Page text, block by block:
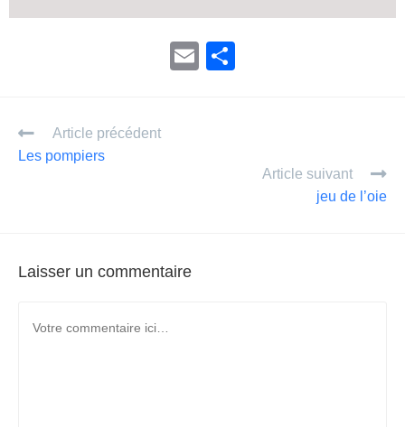
E
er
Article précédent
Les pompiers
Article suivant
jeu de l’oie
Laisser un commentaire